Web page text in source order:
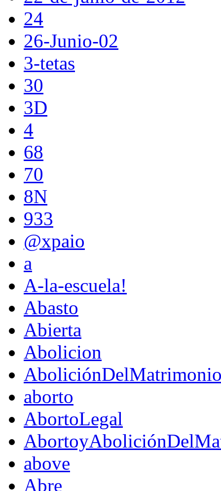
24
26-Junio-02
3-tetas
30
3D
4
68
70
8N
933
@xpaio
a
A-la-escuela!
Abasto
Abierta
Abolicion
aborto
AbortoLegal
above
Abre